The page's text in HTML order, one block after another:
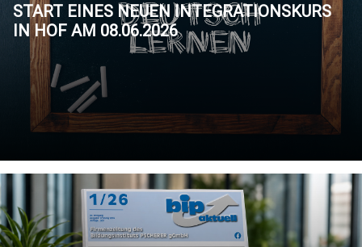
START EINES NEUEN INTEGRATIONSKURS
IN HOF AM 08.06.2026